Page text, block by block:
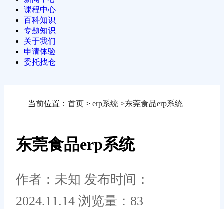
课程中心
百科知识
专题知识
关于我们
申请体验
委托找仓
当前位置： 首页 > erp系统 >东莞食品erp系统
东莞食品erp系统
作者：未知 发布时间：
2024.11.14 浏览量：83